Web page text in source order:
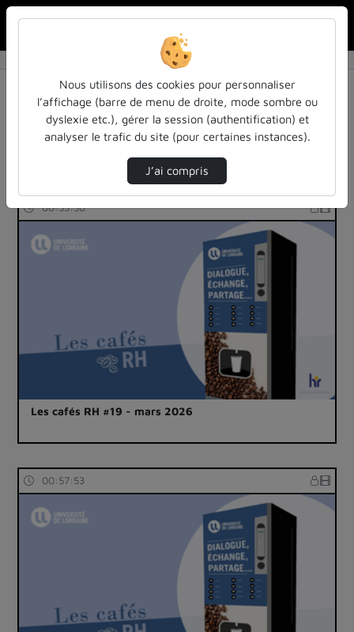
Résultats de la recherche
Filtres actifs (cliquer pour en retirer) :
actualites-et-informations
infos-rh
00:53:50
Les cafés RH #19 - mars 2026
00:57:53
Nous utilisons des cookies pour personnaliser
l’affichage (barre de menu de droite, mode sombre ou
dyslexie etc.), gérer la session (authentification) et
analyser le trafic du site (pour certaines instances).
J’ai compris